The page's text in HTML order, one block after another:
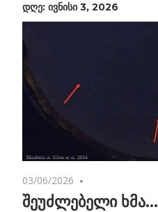
ᲓᲦᲔ: ᲘᲕᲜᲘᲡᲘ 3, 2026
03/06/2026
შეუძლებელი ხმა…